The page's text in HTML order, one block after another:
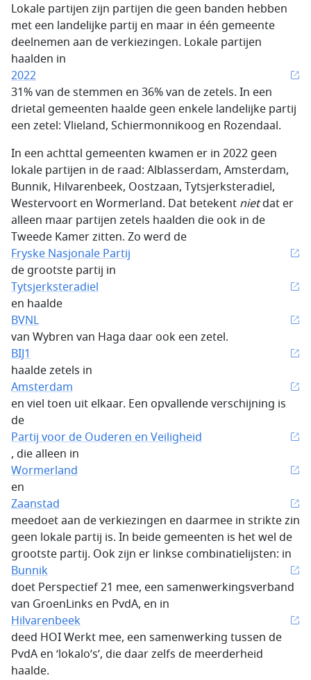
Lokale partijen zijn partijen die geen banden hebben
met een landelijke partij en maar in één gemeente
deelnemen aan de verkiezingen. Lokale partijen
haalden in
2022
31% van de stemmen en 36% van de zetels. In een
drietal gemeenten haalde geen enkele landelijke partij
een zetel: Vlieland, Schiermonnikoog en Rozendaal.
In een achttal gemeenten kwamen er in 2022 geen
lokale partijen in de raad: Alblasserdam, Amsterdam,
Bunnik, Hilvarenbeek, Oostzaan, Tytsjerksteradiel,
Westervoort en Wormerland. Dat betekent nietdat er
alleen maar partijen zetels haalden die ook in de
Tweede Kamer zitten. Zo werd de
Fryske Nasjonale Partij
de grootste partij in
Tytsjerksteradiel
en haalde
BVNL
van Wybren van Haga daar ook een zetel.
BIJ1
haalde zetels in
Amsterdam
en viel toen uit elkaar. Een opvallende verschijning is
de
Partij voor de Ouderen en Veiligheid
, die alleen in
Wormerland
en
Zaanstad
meedoet aan de verkiezingen en daarmee in strikte zin
geen lokale partij is. In beide gemeenten is het wel de
grootste partij. Ook zijn er linkse combinatielijsten: in
Bunnik
doet Perspectief 21 mee, een samenwerkingsverband
van GroenLinks en PvdA, en in
Hilvarenbeek
deed HOI Werkt mee, een samenwerking tussen de
PvdA en ‘lokalo’s’, die daar zelfs de meerderheid
haalde.